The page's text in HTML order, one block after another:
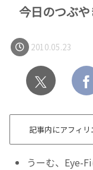
今日のつぶや
2010.05.23
記事内にアフィリ
うーむ、Eye-